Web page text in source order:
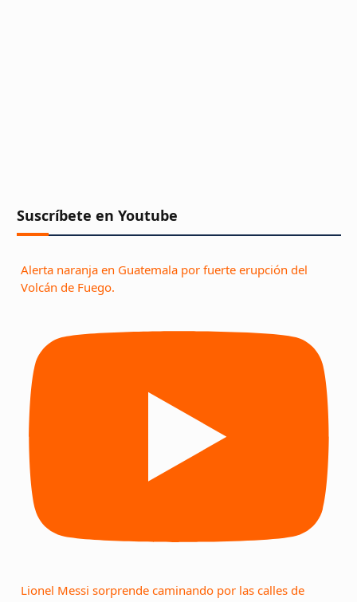
Suscríbete en Youtube
Alerta naranja en Guatemala por fuerte erupción del
Volcán de Fuego.
Lionel Messi sorprende caminando por las calles de